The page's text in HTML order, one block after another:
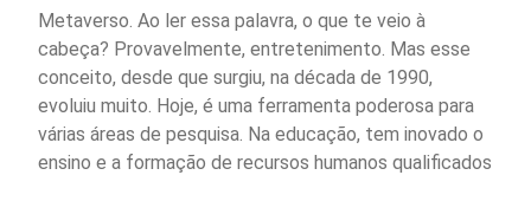
Metaverso. Ao ler essa palavra, o que te veio à
cabeça? Provavelmente, entretenimento. Mas esse
conceito, desde que surgiu, na década de 1990,
evoluiu muito. Hoje, é uma ferramenta poderosa para
várias áreas de pesquisa. Na educação, tem inovado o
ensino e a formação de recursos humanos qualificados